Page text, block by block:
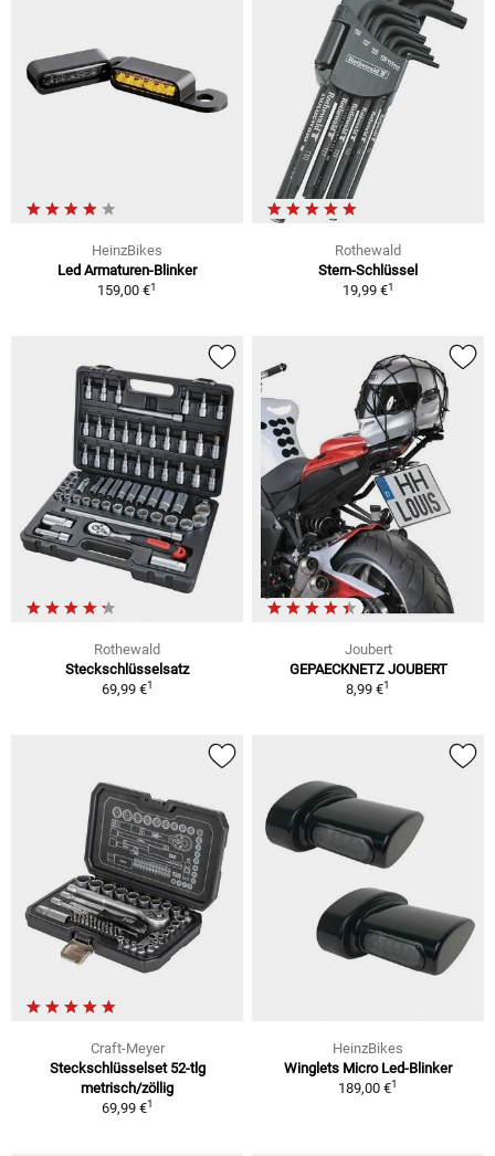
HeinzBikes
Led Armaturen-Blinker
159,00 €1
Rothewald
Stern-Schlüssel
19,99 €1
Rothewald
Steckschlüsselsatz
69,99 €1
Joubert
GEPAECKNETZ JOUBERT
8,99 €1
Craft-Meyer
Steckschlüsselset 52-tlg
metrisch/zöllig
69,99 €1
HeinzBikes
Winglets Micro Led-Blinker
189,00 €1